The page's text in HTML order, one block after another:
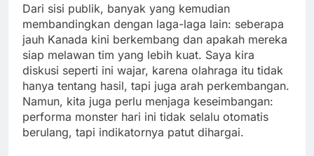
Dari sisi publik, banyak yang kemudian
membandingkan dengan laga-laga lain: seberapa
jauh Kanada kini berkembang dan apakah mereka
siap melawan tim yang lebih kuat. Saya kira
diskusi seperti ini wajar, karena olahraga itu tidak
hanya tentang hasil, tapi juga arah perkembangan.
Namun, kita juga perlu menjaga keseimbangan:
performa monster hari ini tidak selalu otomatis
berulang, tapi indikatornya patut dihargai.